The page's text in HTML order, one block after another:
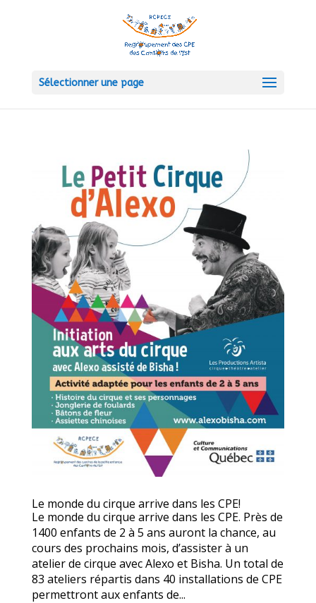
Sélectionner une page
Le monde du cirque arrive dans les CPE!
Le monde du cirque arrive dans les CPE. Près de
1400 enfants de 2 à 5 ans auront la chance, au
cours des prochains mois, d’assister à un
atelier de cirque avec Alexo et Bisha. Un total de
83 ateliers répartis dans 40 installations de CPE
permettront aux enfants de...